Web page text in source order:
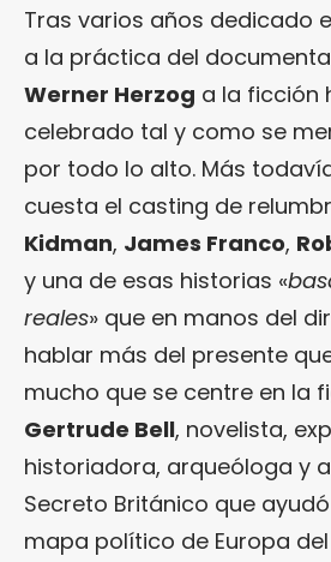
Tras varios años dedicado
a la práctica del
Werner Herzog a la ficción
celebrado tal y como se
por todo lo alto. Más
cuesta el casting de
Kidman, James Franco,
y una de esas historias «
reales» que en manos del
hablar más del presente
mucho que se centre en la
Gertrude Bell, novelista,
historiadora, arqueóloga y
Secreto Británico que
mapa político de Europa